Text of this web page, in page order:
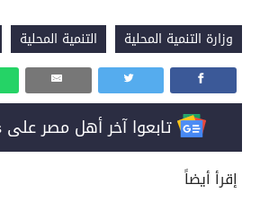
وزارة التنمية المحلية التنمية المحلية
تابعوا آخر أهل مصر على Google News
إقرأ أيضاً